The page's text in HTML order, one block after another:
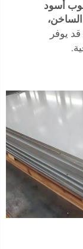
أسود
قد يوفر